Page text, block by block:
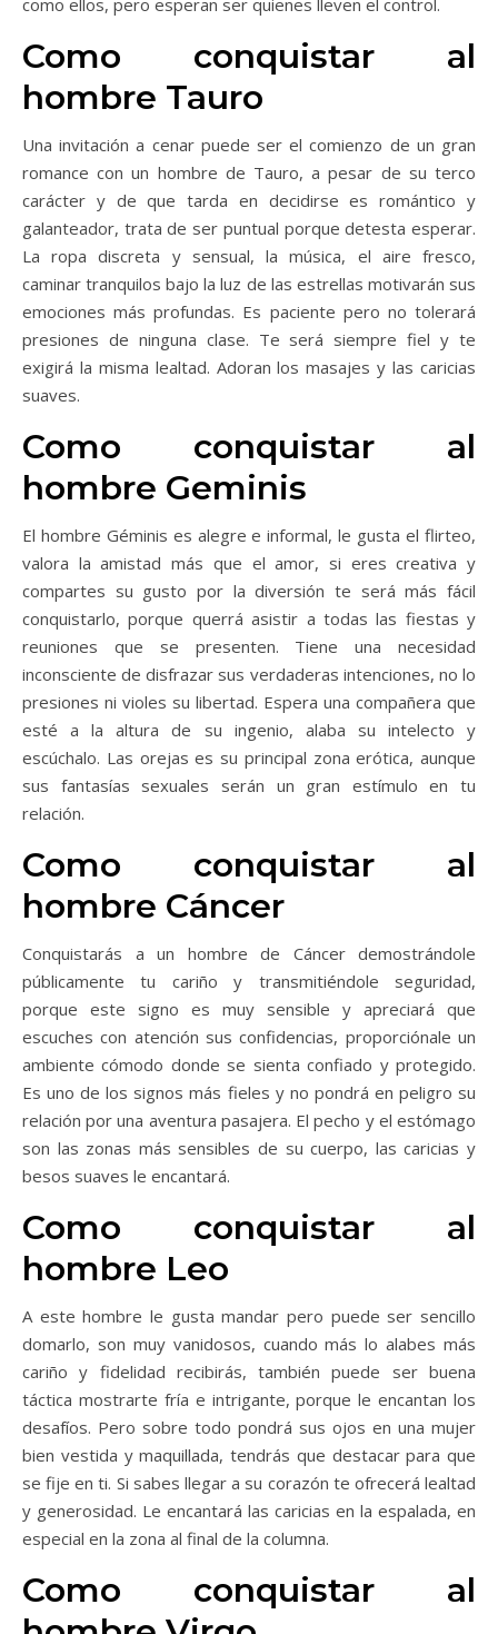
Como conquistar al
hombre Tauro
Una invitación a cenar puede ser el comienzo de un gran
romance con un hombre de Tauro, a pesar de su terco
carácter y de que tarda en decidirse es romántico y
galanteador, trata de ser puntual porque detesta esperar.
La ropa discreta y sensual, la música, el aire fresco,
caminar tranquilos bajo la luz de las estrellas motivarán sus
emociones más profundas. Es paciente pero no tolerará
presiones de ninguna clase. Te será siempre fiel y te
exigirá la misma lealtad. Adoran los masajes y las caricias
suaves.
Como conquistar al
hombre Geminis
El hombre Géminis es alegre e informal, le gusta el flirteo,
valora la amistad más que el amor, si eres creativa y
compartes su gusto por la diversión te será más fácil
conquistarlo, porque querrá asistir a todas las fiestas y
reuniones que se presenten. Tiene una necesidad
inconsciente de disfrazar sus verdaderas intenciones, no lo
presiones ni violes su libertad. Espera una compañera que
esté a la altura de su ingenio, alaba su intelecto y
escúchalo. Las orejas es su principal zona erótica, aunque
sus fantasías sexuales serán un gran estímulo en tu
relación.
Como conquistar al
hombre Cáncer
Conquistarás a un hombre de Cáncer demostrándole
públicamente tu cariño y transmitiéndole seguridad,
porque este signo es muy sensible y apreciará que
escuches con atención sus confidencias, proporciónale un
ambiente cómodo donde se sienta confiado y protegido.
Es uno de los signos más fieles y no pondrá en peligro su
relación por una aventura pasajera. El pecho y el estómago
son las zonas más sensibles de su cuerpo, las caricias y
besos suaves le encantará.
Como conquistar al
hombre Leo
A este hombre le gusta mandar pero puede ser sencillo
domarlo, son muy vanidosos, cuando más lo alabes más
cariño y fidelidad recibirás, también puede ser buena
táctica mostrarte fría e intrigante, porque le encantan los
desafíos. Pero sobre todo pondrá sus ojos en una mujer
bien vestida y maquillada, tendrás que destacar para que
se fije en ti. Si sabes llegar a su corazón te ofrecerá lealtad
y generosidad. Le encantará las caricias en la espalada, en
especial en la zona al final de la columna.
Como conquistar al